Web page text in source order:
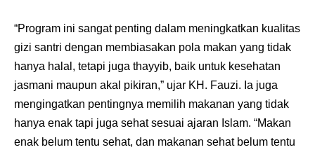
“Program ini sangat penting dalam meningkatkan kualitas
gizi santri dengan membiasakan pola makan yang tidak
hanya halal, tetapi juga thayyib, baik untuk kesehatan
jasmani maupun akal pikiran,” ujar KH. Fauzi. Ia juga
mengingatkan pentingnya memilih makanan yang tidak
hanya enak tapi juga sehat sesuai ajaran Islam. “Makan
enak belum tentu sehat, dan makanan sehat belum tentu